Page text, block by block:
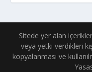
Sitede yer alan
veya yetki verdikleri
kopyalanması ve